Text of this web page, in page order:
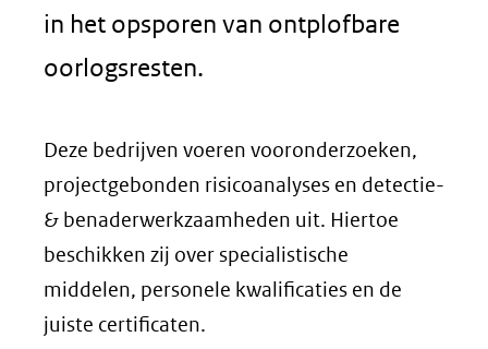
in het opsporen van ontplofbare
oorlogsresten.
Deze bedrijven voeren vooronderzoeken,
projectgebonden risicoanalyses en detectie-
& benaderwerkzaamheden uit. Hiertoe
beschikken zij over specialistische
middelen, personele kwalificaties en de
juiste certificaten.